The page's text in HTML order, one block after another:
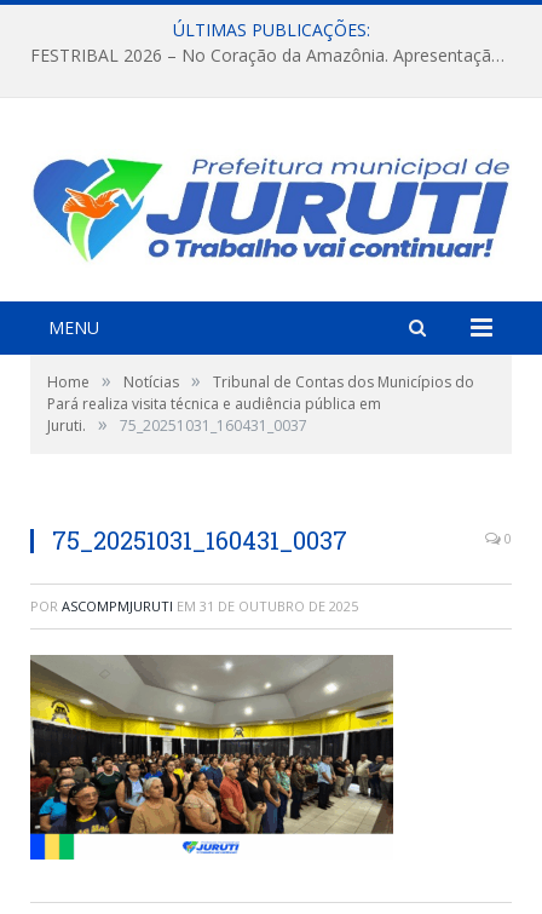
ÚLTIMAS PUBLICAÇÕES:
FESTRIBAL 2026 – No Coração da Amazônia. Apresentação da Munduruku.
MENU
Home » Notícias »
Tribunal de Contas dos Municípios do
Pará realiza visita técnica e audiência pública em
Juruti.
» 75_20251031_160431_0037
75_20251031_160431_0037 0
POR ASCOMPMJURUTI EM 31 DE OUTUBRO DE 2025